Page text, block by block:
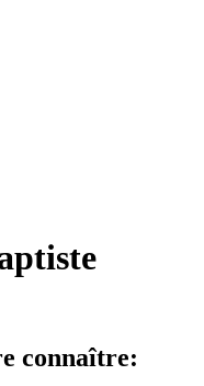
connaître: